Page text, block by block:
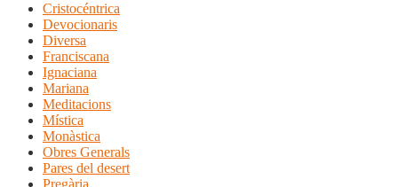
Cristocéntrica
Devocionaris
Diversa
Franciscana
Ignaciana
Mariana
Meditacions
Mística
Monàstica
Obres Generals
Pares del desert
Pregària